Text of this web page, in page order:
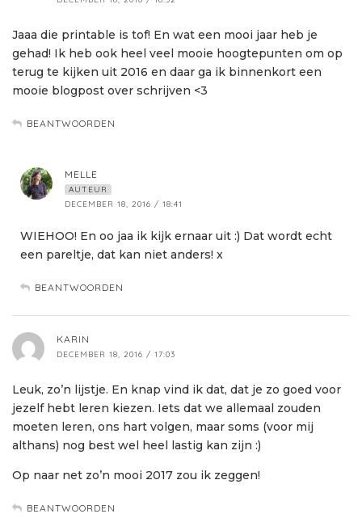
Jaaa die printable is tof! En wat een mooi jaar heb je
gehad! Ik heb ook heel veel mooie hoogtepunten om op
terug te kijken uit 2016 en daar ga ik binnenkort een
mooie blogpost over schrijven <3
BEANTWOORDEN
MELLE
AUTEUR
DECEMBER 18, 2016 / 18:41
WIEHOO! En oo jaa ik kijk ernaar uit :) Dat wordt echt
een pareltje, dat kan niet anders! x
BEANTWOORDEN
KARIN
DECEMBER 18, 2016 / 17:03
Leuk, zo’n lijstje. En knap vind ik dat, dat je zo goed voor
jezelf hebt leren kiezen. Iets dat we allemaal zouden
moeten leren, ons hart volgen, maar soms (voor mij
althans) nog best wel heel lastig kan zijn :)
Op naar net zo’n mooi 2017 zou ik zeggen!
BEANTWOORDEN